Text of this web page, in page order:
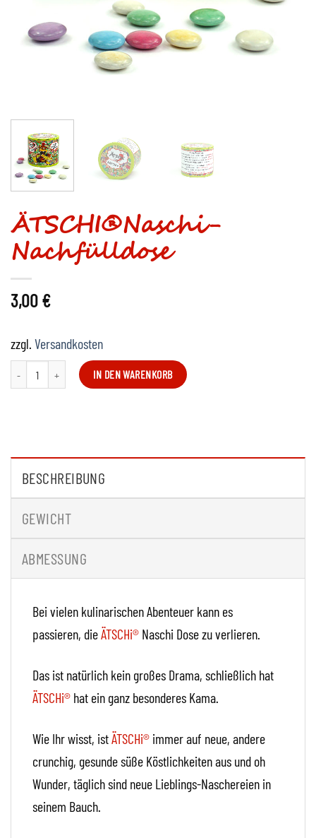
ÄTSCHI®Naschi-
Nachfülldose
3,00€
zzgl. Versandkosten
ÄTSCHI®Naschi-Nachfülldose MengeIN DEN WARENKORB
BESCHREIBUNG
GEWICHT
ABMESSUNG
Bei vielen kulinarischen Abenteuer kann es
passieren, dieÄTSCHi® Naschi Dose zu verlieren.
Das ist natürlich kein großes Drama, schließlich hat
ÄTSCHi® hat ein ganz besonderes Kama.
Wie Ihr wisst, istÄTSCHi® immer auf neue, andere
crunchig, gesunde süße Köstlichkeiten aus und oh
Wunder, täglich sind neue Lieblings-Naschereien in
seinem Bauch.